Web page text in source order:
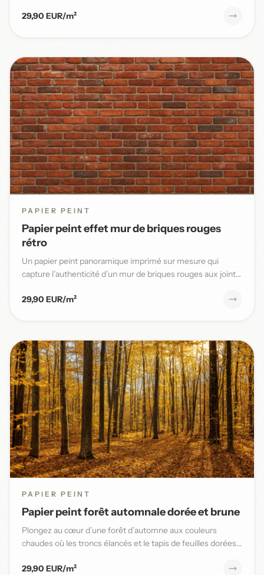
29,90 EUR/m²
PAPIER PEINT
Papier peint effet mur de briques rouges
rétro
Un papier peint panoramique imprimé sur mesure qui
capture l’authenticité d’un mur de briques rouges aux joints
29,90 EUR/m²
PAPIER PEINT
Papier peint forêt automnale dorée et brune
Plongez au cœur d’une forêt d’automne aux couleurs
chaudes où les troncs élancés et le tapis de feuilles dorées
29,90 EUR/m²